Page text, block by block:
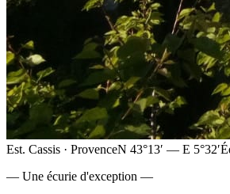
Est. Cassis · ProvenceN 43°13′ — E 5°32′
— Une écurie d'exception —